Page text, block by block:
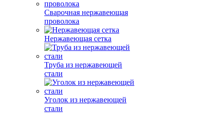
Сварочная нержавеющая
проволока
Нержавеющая сетка
Труба из нержавеющей
стали
Уголок из нержавеющей
стали